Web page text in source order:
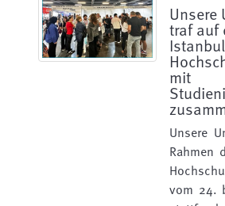
Unsere
traf auf
mit
Unsere
Rahmen
vom 24.